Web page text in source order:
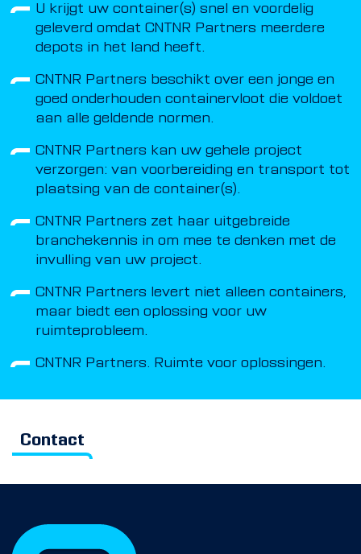
U krijgt uw container(s) snel en voordelig
geleverd omdat CNTNR Partners meerdere
depots in het land heeft.
CNTNR Partners beschikt over een jonge en
goed onderhouden containervloot die voldoet
aan alle geldende normen.
CNTNR Partners kan uw gehele project
verzorgen: van voorbereiding en transport tot
plaatsing van de container(s).
CNTNR Partners zet haar uitgebreide
branchekennis in om mee te denken met de
invulling van uw project.
CNTNR Partners levert niet alleen containers,
maar biedt een oplossing voor uw
ruimteprobleem.
CNTNR Partners. Ruimte voor oplossingen.
Contact